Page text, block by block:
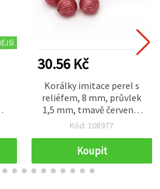
30.56 Kč
Korálky imitace perel s
reliéfem, 8 mm, průvlek
1,5 mm, tmavě červené,
20 g (~75 ks)
Kód: 108977
Koupit